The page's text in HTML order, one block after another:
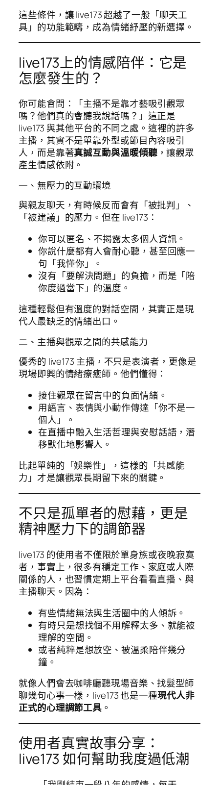
這些條件，讓 live173 超越了一般「聊天工
具」的功能範疇，成為情緒紓壓的新選擇。
live173上的情感陪伴：它是
怎麼發生的？
你可能會問：「主播不是靠才藝吸引觀眾
嗎？他們真的會聽我說話嗎？」這正是
live173 與其他平台的不同之處。這裡的許多
主播，其實不是單靠外型或節目內容吸引
人，而是靠著真誠互動與溫暖傾聽，讓觀眾
產生情感依附。
一、無壓力的互動環境
與親友聊天，有時候反而會有「被批判」、
「被建議」的壓力。但在 live173：
你可以匿名、不揭露太多個人資訊。
你說什麼都有人會耐心聽，甚至回應一
句「我懂你」。
沒有「要解決問題」的負擔，而是「陪
你度過當下」的溫度。
這種輕鬆但有溫度的對話空間，其實正是現
代人最缺乏的情緒出口。
二、主播與觀眾之間的共感能力
優秀的 live173 主播，不只是表演者，更像是
現場即興的情緒療癒師。他們懂得：
接住觀眾在留言中的負面情緒。
用語言、表情與小動作傳達「你不是一
個人」。
在直播中融入生活哲理與安慰話語，潛
移默化地影響人。
比起單純的「娛樂性」，這樣的「共感能
力」才是讓觀眾長期留下來的關鍵。
不只是孤單者的慰藉，更是
精神壓力下的調節器
live173 的使用者不僅限於單身族或夜晚寂寞
者，事實上，很多有穩定工作、家庭或人際
關係的人，也習慣定期上平台看看直播、與
主播聊天。因為：
有些情緒無法與生活圈中的人傾訴。
有時只是想找個不用解釋太多、就能被
理解的空間。
或者純粹是想放空、被溫柔陪伴幾分
鐘。
就像人們會去咖啡廳聽現場音樂、找髮型師
聊幾句心事一樣，live173 也是一種現代人非
正式的心理調節工具 。
使用者真實故事分享：
live173 如何幫助我度過低潮